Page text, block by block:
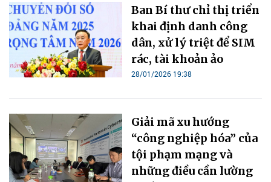
Ban Bí thư chỉ thị triển
khai định danh công
dân, xử lý triệt để SIM
rác, tài khoản ảo
28/01/2026 19:38
Giải mã xu hướng
“công nghiệp hóa” của
tội phạm mạng và
những điều cần lường